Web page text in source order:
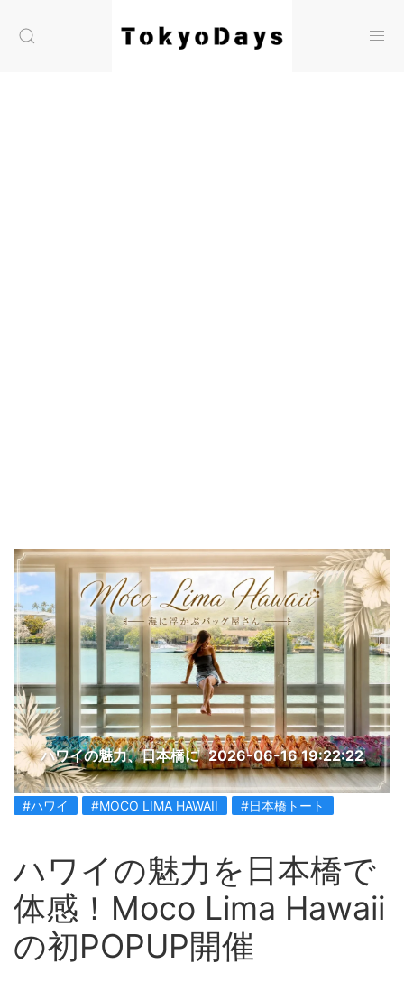
ハワイの魅力、日本橋に 2026-06-16 19:22:22
#ハワイ #MOCO LIMA HAWAII #日本橋トート
ハワイの魅力を日本橋で
体感！Moco Lima Hawaii
の初POPUP開催